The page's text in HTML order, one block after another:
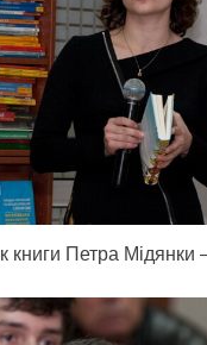
книги Петра Мідянки